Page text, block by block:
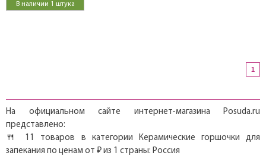
В наличии 1 штука
1
На официальном сайте интернет-магазина Posuda.ru
представлено:
🍴 11 товаров в категории Керамические горшочки для
запекания по ценам от ₽ из 1 страны: Россия